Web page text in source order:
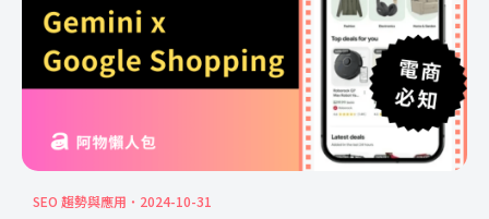
SEO 趨勢與應用 2024-10-31